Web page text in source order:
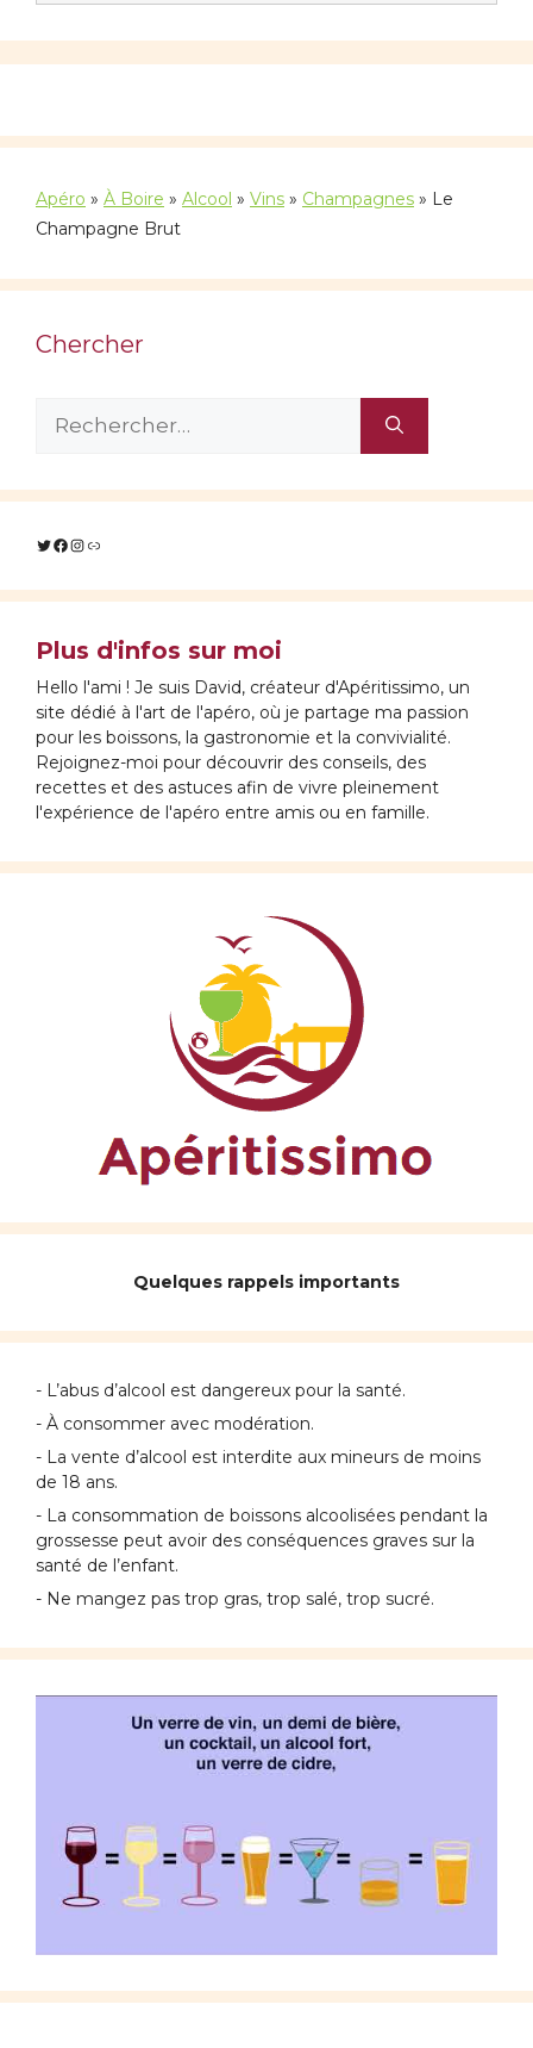
Apéro » À Boire » Alcool » Vins » Champagnes » Le
Champagne Brut
Chercher
Rechercher :
Twitter
Facebook
Instagram
Lien
Plus d'infos sur moi
Hello l'ami ! Je suis David, créateur d'Apéritissimo, un
site dédié à l'art de l'apéro, où je partage ma passion
pour les boissons, la gastronomie et la convivialité.
Rejoignez-moi pour découvrir des conseils, des
recettes et des astuces afin de vivre pleinement
l'expérience de l'apéro entre amis ou en famille.
Quelques rappels importants
- L’abus d’alcool est dangereux pour la santé.
- À consommer avec modération.
- La vente d’alcool est interdite aux mineurs de moins
de 18 ans.
- La consommation de boissons alcoolisées pendant la
grossesse peut avoir des conséquences graves sur la
santé de l’enfant.
- Ne mangez pas trop gras, trop salé, trop sucré.